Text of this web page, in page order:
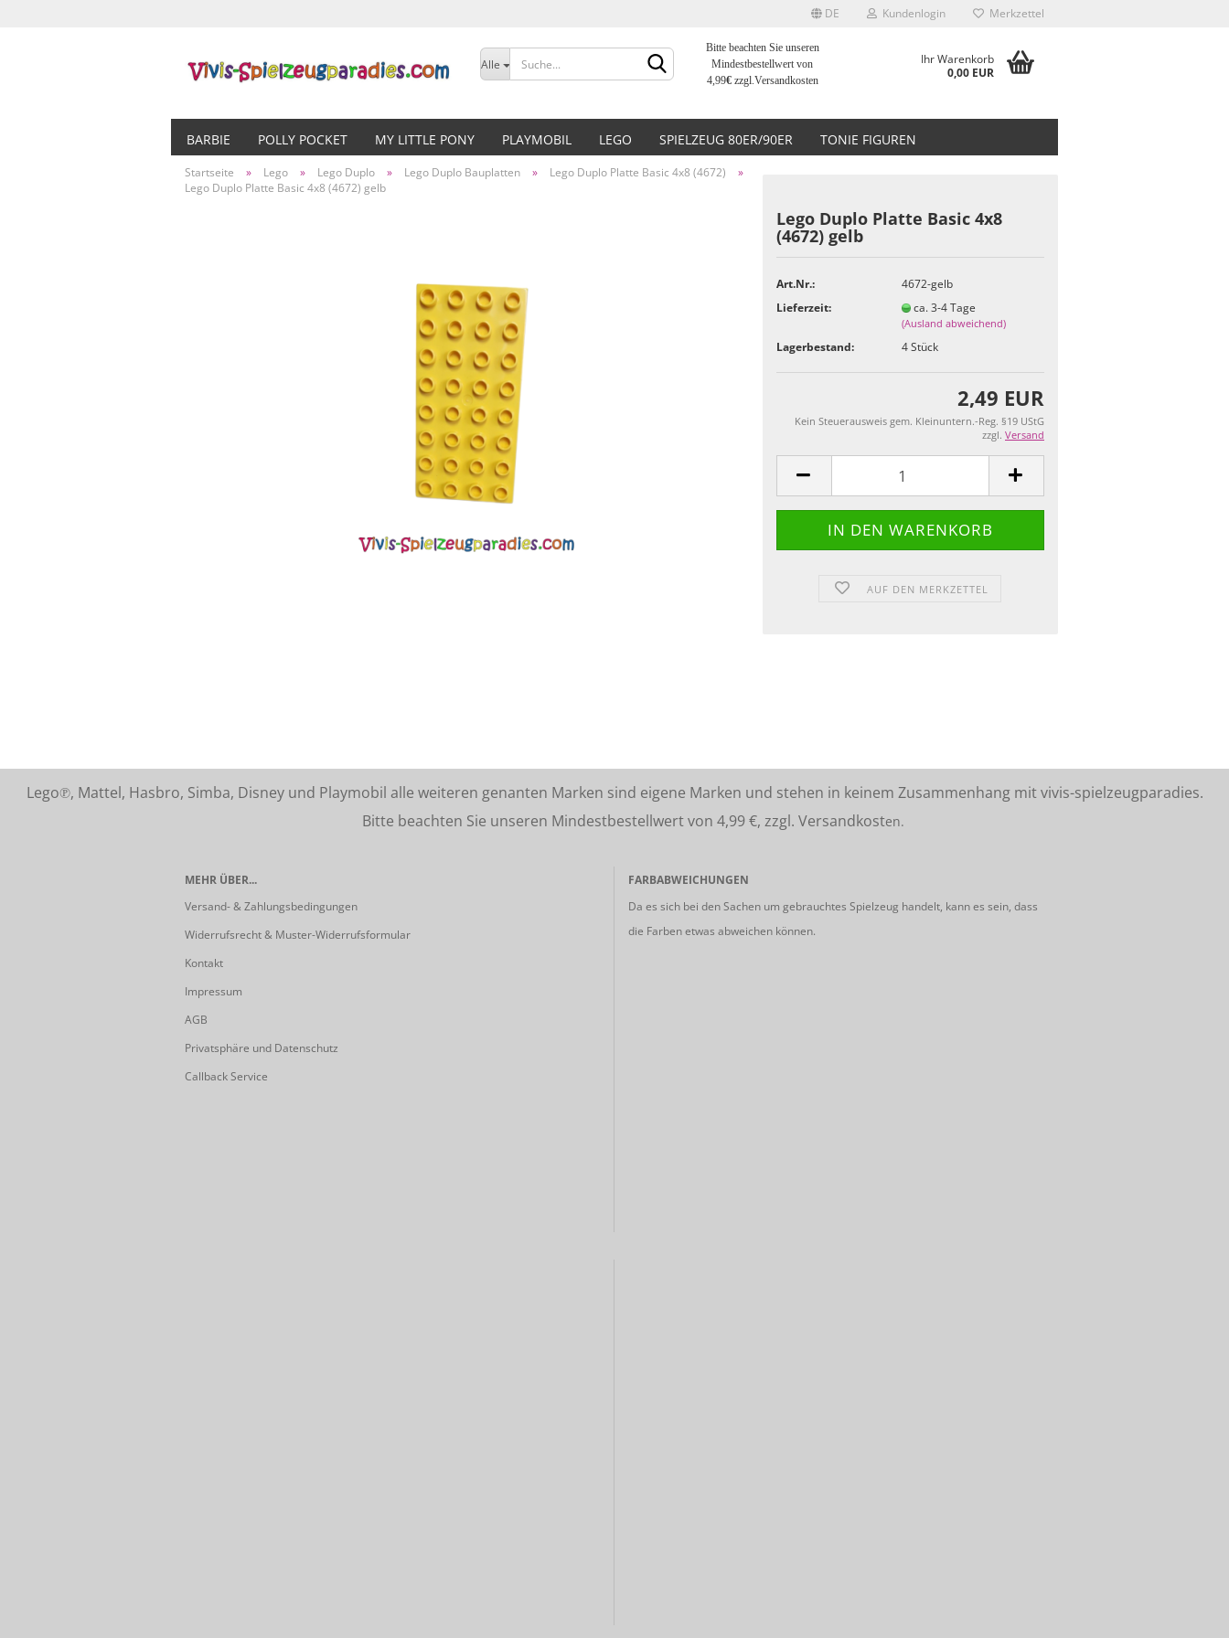
DE
Sprache auswählen
Lieferland
Kundenlogin
Passwort vergessen?
Merkzettel
Alle
Bitte beachten Sie unseren
Mindestbestellwert von
4,99€zzgl.Versandkosten
Ihr Warenkorb
0,00 EUR
BARBIE POLLY POCKET MY LITTLE PONY PLAYMOBIL LEGO SPIELZEUG 80ER/90ER TONIE FIGUREN
Startseite » Lego » Lego Duplo » Lego Duplo Bauplatten » Lego Duplo Platte Basic 4x8 (4672)
»
Lego Duplo Platte Basic 4x8 (4672) gelb
Lego Duplo Platte Basic 4x8
(4672) gelb
Art.Nr.:
4672-gelb
Lieferzeit:
ca. 3-4 Tage
(Ausland abweichend)
Lagerbestand: 4Stück
2,49 EUR
Kein Steuerausweis gem. Kleinuntern.-Reg. §19 UStG
zzgl. Versand
AUF DEN MERKZETTEL
Lego℗, Mattel, Hasbro, Simba, Disney und Playmobil alle weiteren genanten Marken sind eigene Marken und stehen in keinem Zusammenhang mit vivis-spielzeugparadies.
Bitte beachten Sie unseren Mindestbestellwert von 4,99 €, zzgl. Versandkosten.
MEHR ÜBER...
Versand- & Zahlungsbedingungen
Widerrufsrecht & Muster-Widerrufsformular
Kontakt
Impressum
AGB
Privatsphäre und Datenschutz
Callback Service
FARBABWEICHUNGEN
Da es sich bei den Sachen um gebrauchtes Spielzeug handelt, kann es sein, dass
die Farben etwas abweichen können.